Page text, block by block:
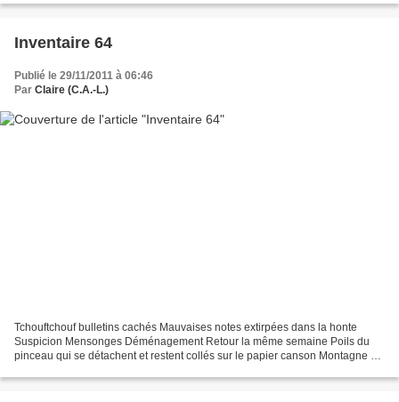
Inventaire 64
Publié le 29/11/2011 à 06:46
Par Claire (C.A.-L.)
Tchouftchouf bulletins cachés Mauvaises notes extirpées dans la honte
Suspicion Mensonges Déménagement Retour la même semaine Poils du
pinceau qui se détachent et restent collés sur le papier canson Montagne de